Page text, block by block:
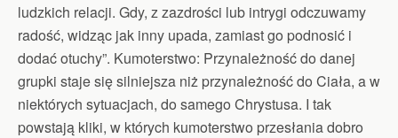
ludzkich relacji. Gdy, z zazdrości lub intrygi odczuwamy
radość, widząc jak inny upada, zamiast go podnosić i
dodać otuchy”. Kumoterstwo: Przynależność do danej
grupki staje się silniejsza niż przynależność do Ciała, a w
niektórych sytuacjach, do samego Chrystusa. I tak
powstają kliki, w których kumoterstwo przesłania dobro